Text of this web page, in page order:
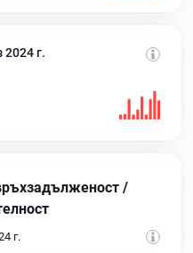
2024 г.
/
г.